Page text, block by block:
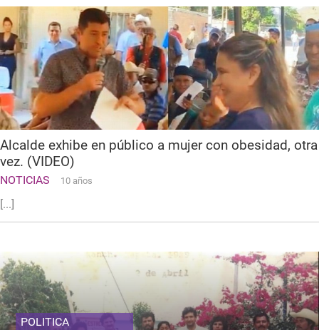
Alcalde exhibe en público a mujer con obesidad, otra
vez. (VIDEO)
NOTICIAS 10 años
[...]
POLITICA